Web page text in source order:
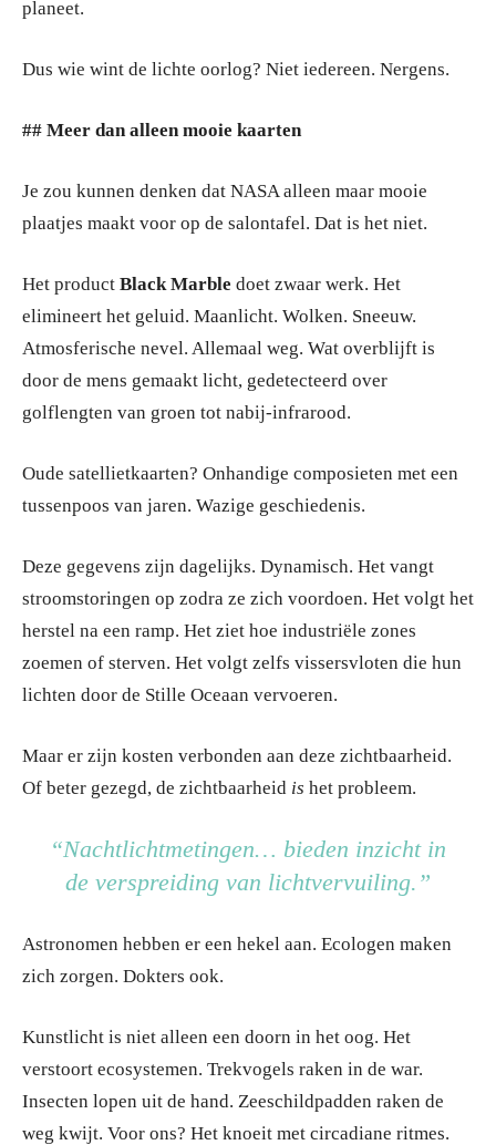
planeet.
Dus wie wint de lichte oorlog? Niet iedereen. Nergens.
## Meer dan alleen mooie kaarten
Je zou kunnen denken dat NASA alleen maar mooie
plaatjes maakt voor op de salontafel. Dat is het niet.
Het product Black Marble doet zwaar werk. Het
elimineert het geluid. Maanlicht. Wolken. Sneeuw.
Atmosferische nevel. Allemaal weg. Wat overblijft is
door de mens gemaakt licht, gedetecteerd over
golflengten van groen tot nabij-infrarood.
Oude satellietkaarten? Onhandige composieten met een
tussenpoos van jaren. Wazige geschiedenis.
Deze gegevens zijn dagelijks. Dynamisch. Het vangt
stroomstoringen op zodra ze zich voordoen. Het volgt het
herstel na een ramp. Het ziet hoe industriële zones
zoemen of sterven. Het volgt zelfs vissersvloten die hun
lichten door de Stille Oceaan vervoeren.
Maar er zijn kosten verbonden aan deze zichtbaarheid.
Of beter gezegd, de zichtbaarheid is het probleem.
“Nachtlichtmetingen… bieden inzicht in
de verspreiding van lichtvervuiling.”
Astronomen hebben er een hekel aan. Ecologen maken
zich zorgen. Dokters ook.
Kunstlicht is niet alleen een doorn in het oog. Het
verstoort ecosystemen. Trekvogels raken in de war.
Insecten lopen uit de hand. Zeeschildpadden raken de
weg kwijt. Voor ons? Het knoeit met circadiane ritmes.